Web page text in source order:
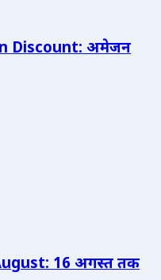
Discount: अमेजन
16 अगस्त तक